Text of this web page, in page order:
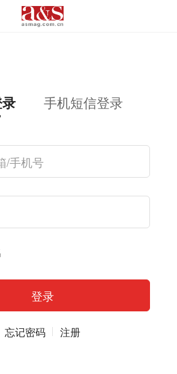
手机短信登录
忘记密码 注册